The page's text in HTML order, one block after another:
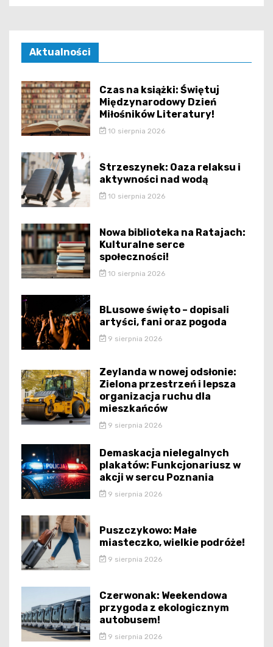
Aktualności
Czas na książki: Świętuj
Międzynarodowy Dzień
Miłośników Literatury!
10 sierpnia 2026
Strzeszynek: Oaza relaksu i
aktywności nad wodą
10 sierpnia 2026
Nowa biblioteka na Ratajach:
Kulturalne serce
społeczności!
10 sierpnia 2026
BLusowe święto – dopisali
artyści, fani oraz pogoda
9 sierpnia 2026
Zeylanda w nowej odsłonie:
Zielona przestrzeń i lepsza
organizacja ruchu dla
mieszkańców
9 sierpnia 2026
Demaskacja nielegalnych
plakatów: Funkcjonariusz w
akcji w sercu Poznania
9 sierpnia 2026
Puszczykowo: Małe
miasteczko, wielkie podróże!
9 sierpnia 2026
Czerwonak: Weekendowa
przygoda z ekologicznym
autobusem!
9 sierpnia 2026